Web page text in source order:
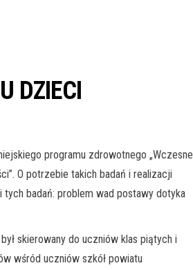
DZIECI
programu zdrowotnego „Wczesne
O potrzebie takich badań i realizacji
badań: problem wad postawy dotyka
skierowany do uczniów klas piątych i
wśród uczniów szkół powiatu